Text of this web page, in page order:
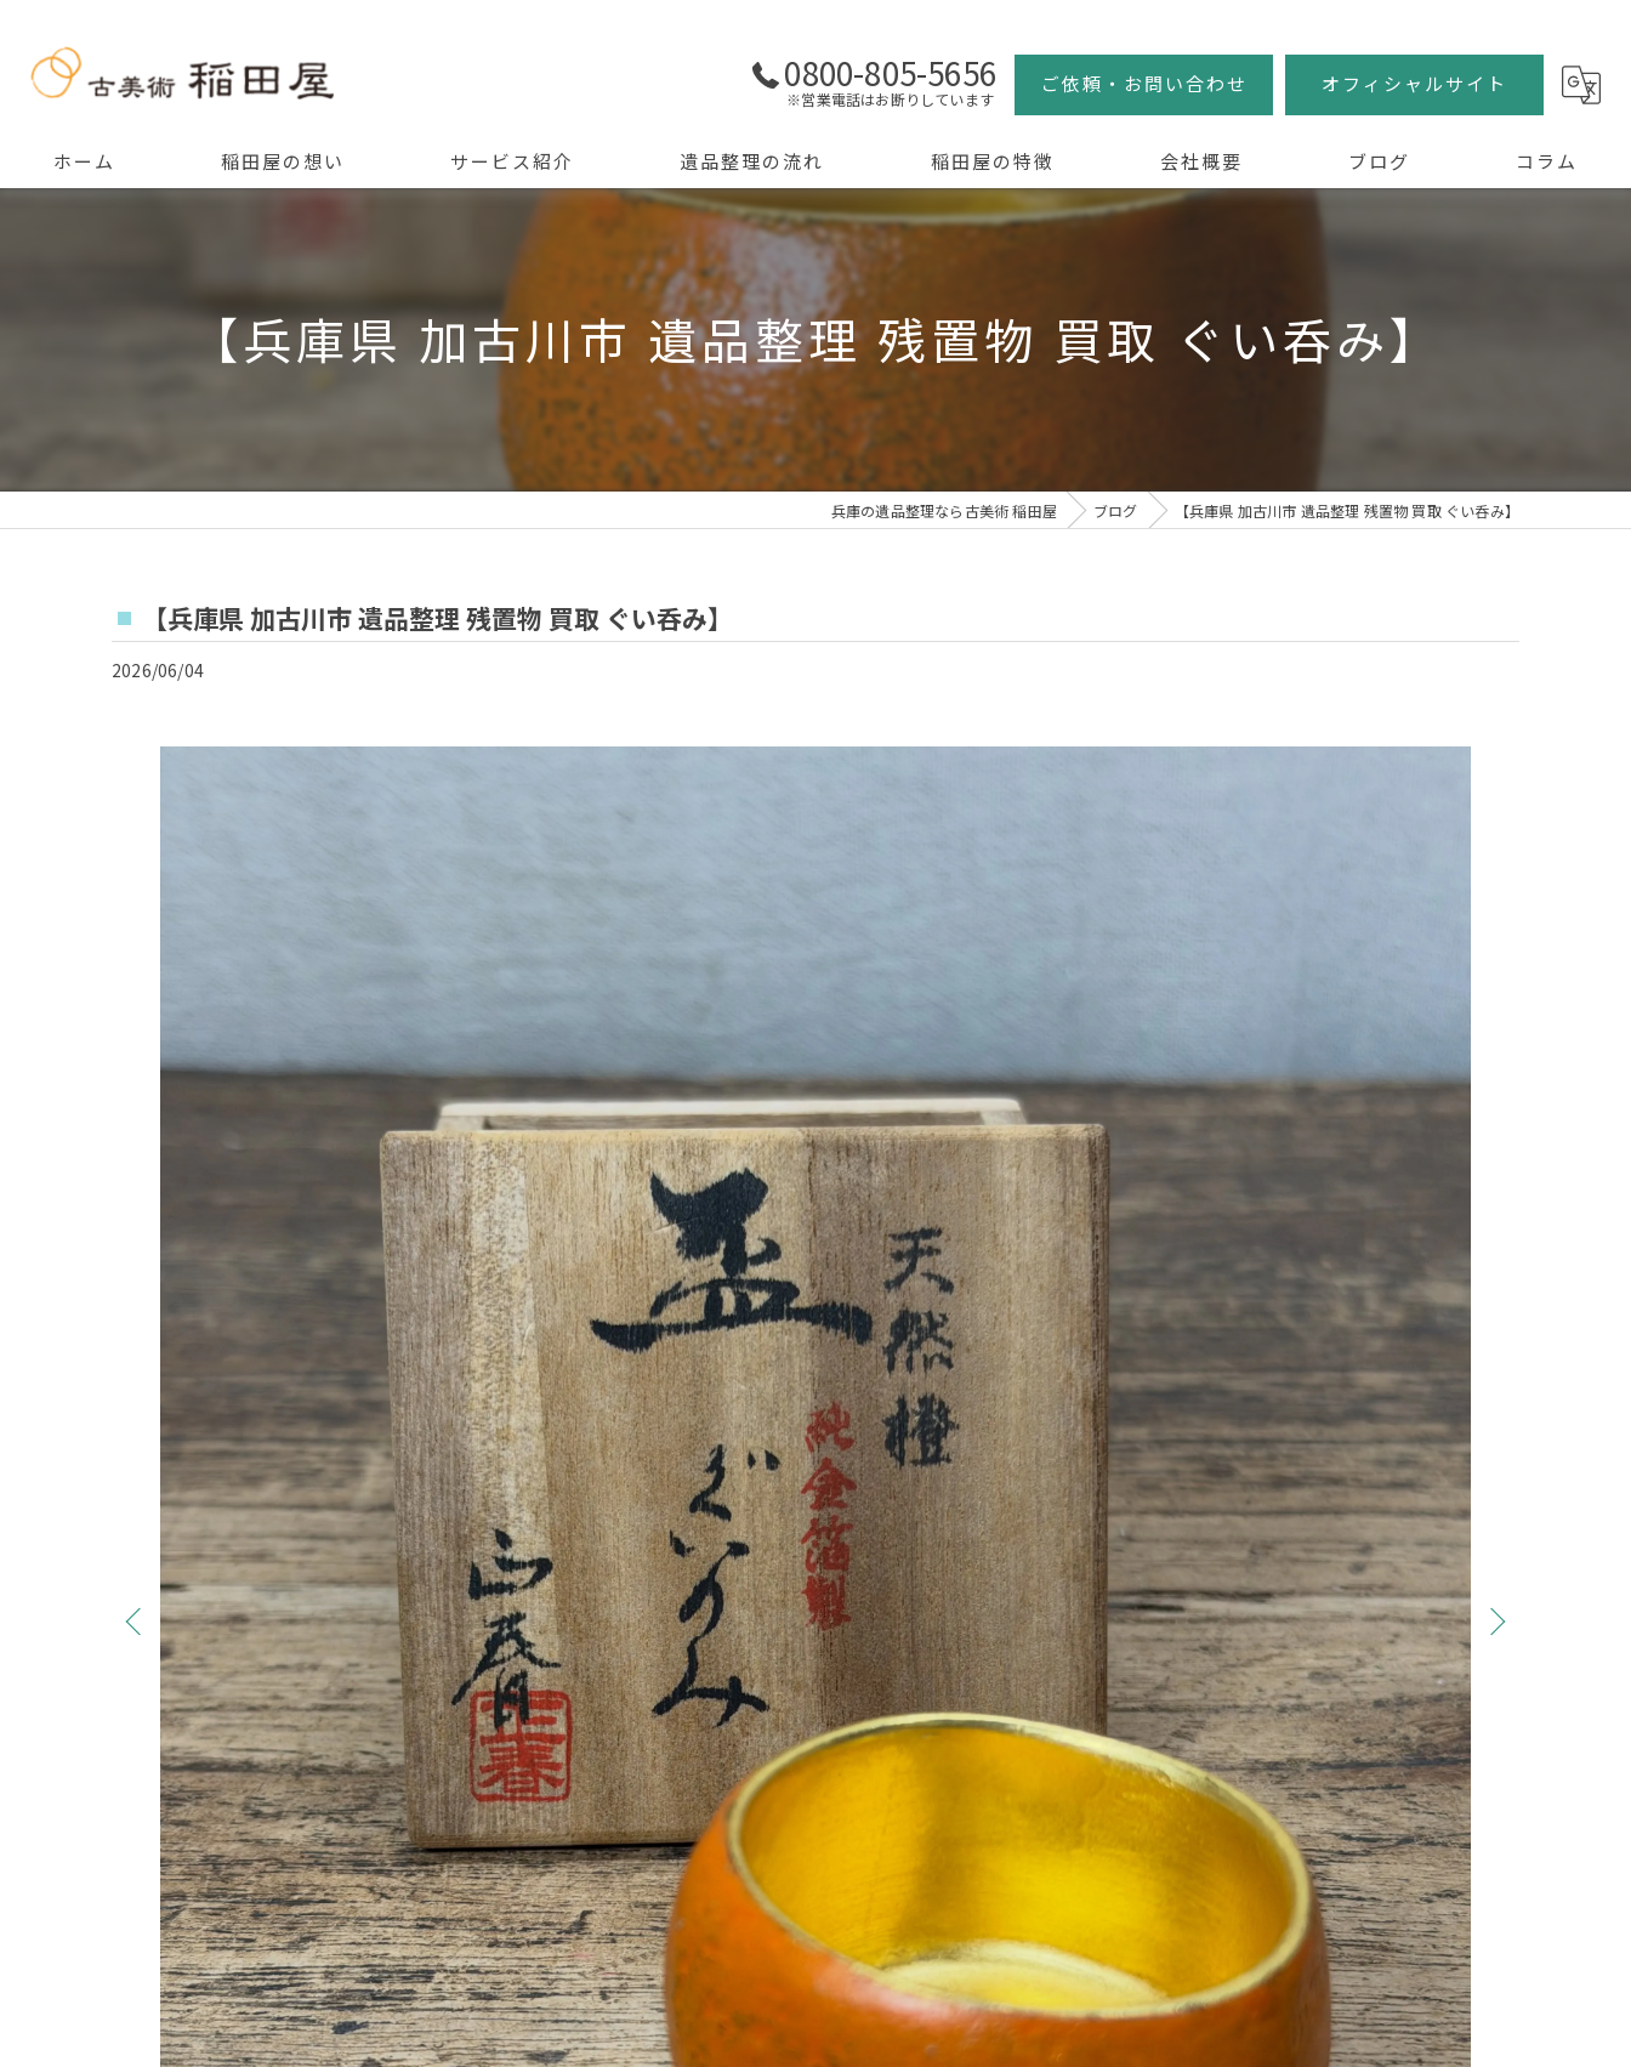
0800-805-5656
※営業電話はお断りしています
ご依頼・お問い合わせ オフィシャルサイト
ホーム 稲田屋の想い サービス紹介 遺品整理の流れ 稲田屋の特徴
骨董品
京都の遺品整理
会社概要 ブログ コラム
【兵庫県 加古川市 遺品整理 残置物 買取 ぐい呑み】
兵庫の遺品整理なら古美術 稲田屋 ブログ 【兵庫県 加古川市 遺品整理 残置物 買取 ぐい呑み】
【兵庫県 加古川市 遺品整理 残置物 買取 ぐい呑み】
2026/06/04